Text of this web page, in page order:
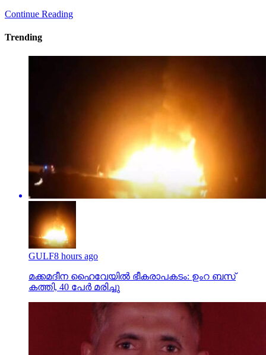
Continue Reading
Trending
GULF8 hours ago
മക്കമദീന ഹൈവേയില്‍ ഭീകരാപകടം: ഉംറ ബസ്
കത്തി, 40 പേര്‍ മരിച്ചു